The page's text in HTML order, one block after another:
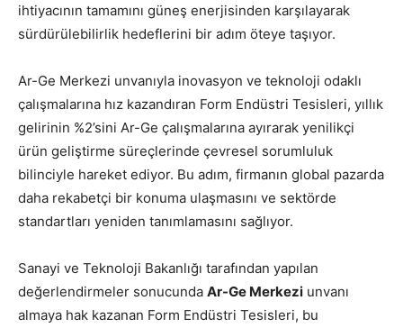
ihtiyacının tamamını güneş enerjisinden karşılayarak
sürdürülebilirlik hedeflerini bir adım öteye taşıyor.
Ar-Ge Merkezi unvanıyla inovasyon ve teknoloji odaklı
çalışmalarına hız kazandıran Form Endüstri Tesisleri, yıllık
gelirinin %2’sini Ar-Ge çalışmalarına ayırarak yenilikçi
ürün geliştirme süreçlerinde çevresel sorumluluk
bilinciyle hareket ediyor. Bu adım, firmanın global pazarda
daha rekabetçi bir konuma ulaşmasını ve sektörde
standartları yeniden tanımlamasını sağlıyor.
Sanayi ve Teknoloji Bakanlığı tarafından yapılan
değerlendirmeler sonucunda Ar-Ge Merkezi unvanı
almaya hak kazanan Form Endüstri Tesisleri, bu